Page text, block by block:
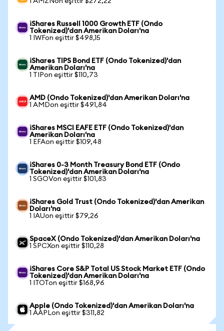
iShares Russell 1000 Growth ETF (Ondo
Tokenized)'dan Amerikan Doları'na
1 IWFon eşittir $498,15
iShares TIPS Bond ETF (Ondo Tokenized)'dan
Amerikan Doları'na
1 TIPon eşittir $110,73
AMD (Ondo Tokenized)'dan Amerikan Doları'na
1 AMDon eşittir $491,84
iShares MSCI EAFE ETF (Ondo Tokenized)'dan
Amerikan Doları'na
1 EFAon eşittir $109,48
iShares 0-3 Month Treasury Bond ETF (Ondo
Tokenized)'dan Amerikan Doları'na
1 SGOVon eşittir $101,83
iShares Gold Trust (Ondo Tokenized)'dan Amerikan
Doları'na
1 IAUon eşittir $79,26
SpaceX (Ondo Tokenized)'dan Amerikan Doları'na
1 SPCXon eşittir $110,28
iShares Core S&P Total US Stock Market ETF (Ondo
Tokenized)'dan Amerikan Doları'na
1 ITOTon eşittir $168,96
Apple (Ondo Tokenized)'dan Amerikan Doları'na
1 AAPLon eşittir $311,82